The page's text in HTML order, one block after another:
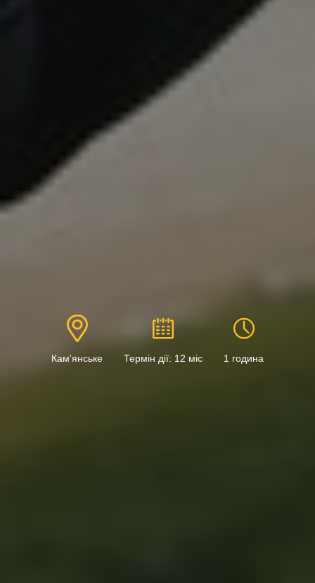
Кам'янське Термін дії: 12 міс 1 година